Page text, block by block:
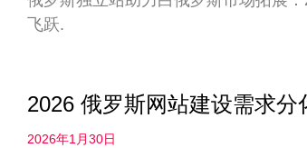
飞跃.
2026 俄罗斯网站建设需求
2026年1月30日